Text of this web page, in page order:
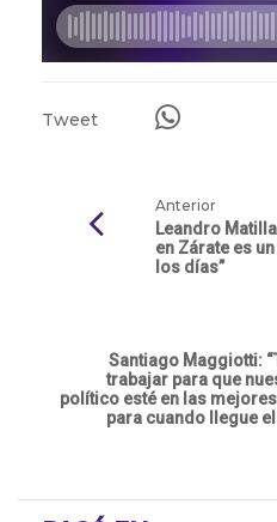
Tweet
Anterior
Leandro
en Zárate es
los días”
Santiago Maggiotti:
trabajar para que
político esté en las
para cuando llegue